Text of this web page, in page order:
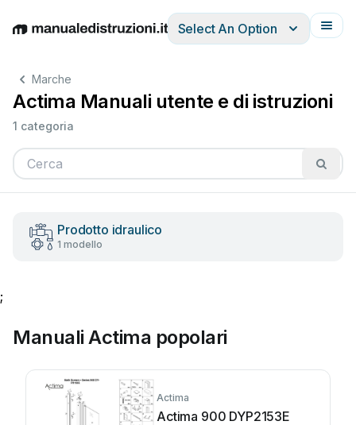
EnglishDeutschEspañolItalianoFrançais
Select An Option
Marche
Actima Manuali utente e di istruzioni
1 categoria
Prodotto idraulico
1 modello
;
Manuali Actima popolari
Actima
Actima 900 DYP2153E